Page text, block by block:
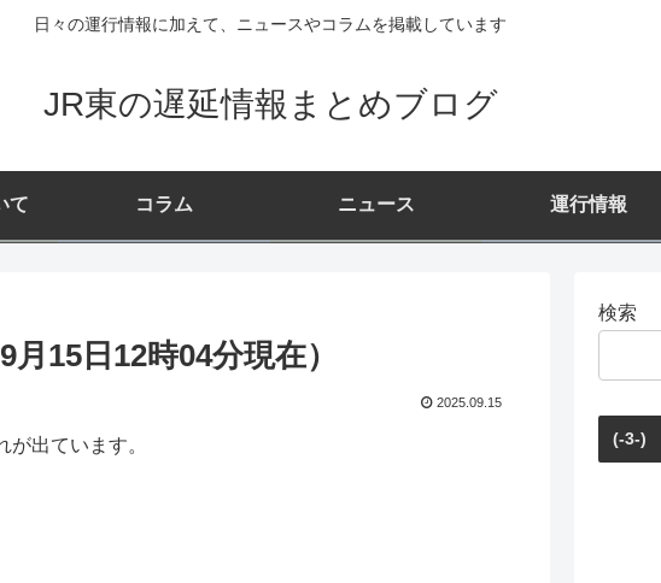
日々の運行情報に加えて、ニュースやコラムを掲載しています
JR東の遅延情報まとめブログ
て コラム ニュース 運行情報
15日12時04分現在）
2025.09.15
出ています。
検索
(-3-)